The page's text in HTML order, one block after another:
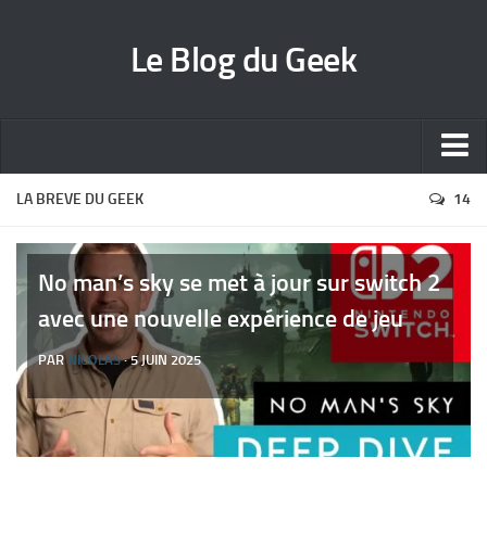
Le Blog du Geek
Blog jeux vidéo
Contact
LA BREVE DU GEEK 14
No man’s sky se met à jour sur switch 2
avec une nouvelle expérience de jeu
PARNICOLAS· 5 JUIN 2025